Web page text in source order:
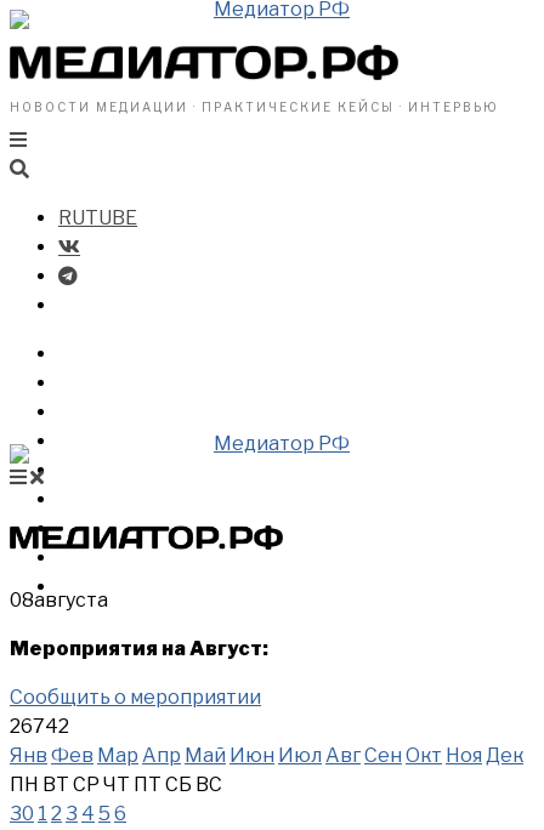
НОВОСТИ МЕДИАЦИИ · ПРАКТИЧЕСКИЕ КЕЙСЫ · ИНТЕРВЬЮ
RUTUBE
ВИДЕО
08августа
Мероприятия на Август:
Сообщить о мероприятии
26742
Янв Фев Мар Апр Май Июн Июл АвгСен Окт Ноя Дек
ПН ВТ СР ЧТ ПТ СБ ВС
30 1 2 3 4 5 6